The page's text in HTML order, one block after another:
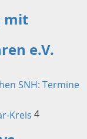
mit
e.V.
SNH: Termine
4